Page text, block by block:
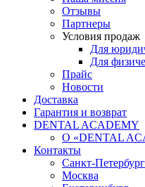
Отзывы
Партнеры
Условия продаж
Для
Для
Прайс
Новости
Доставка
Гарантия и возврат
DENTAL ACADEMY
О «DENTAL
Контакты
Санкт-Петербург
Москва